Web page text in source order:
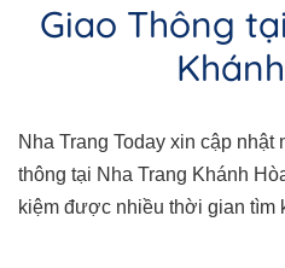
Giao Thông
Nha Trang Today xin cập
thông tại Nha Trang Khánh
kiệm được nhiều thời gian tìm